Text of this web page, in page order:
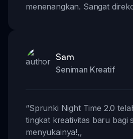
menenangkan. Sangat
Sam
Seniman Kreatif
“Sprunki Night Time 2.0
tingkat kreativitas baru bagi
menyukainya!,,